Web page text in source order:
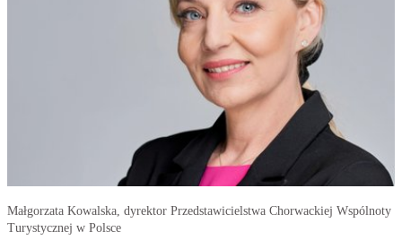
Małgorzata Kowalska, dyrektor Przedstawicielstwa Chorwackiej Wspólnoty
Turystycznej w Polsce